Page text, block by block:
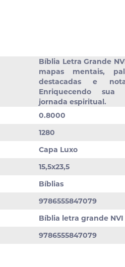
Bíblia Letra Grande
mapas mentais,
destacadas e
Enriquecendo sua
jornada espiritual.
0.8000
1280
Capa Luxo
15,5x23,5
Bíblias
9786555847079
Bíblia letra grande
9786555847079